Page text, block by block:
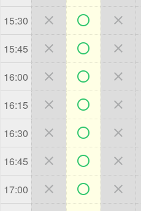
15:30   
15:45   
16:00   
16:15   
16:30   
16:45   
17:00   